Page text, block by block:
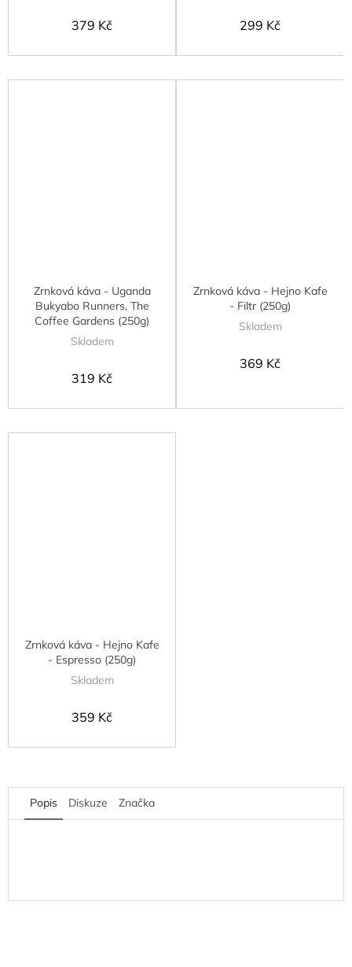
379 Kč 299 Kč
Zrnková káva - Uganda
Bukyabo Runners, The
Coffee Gardens (250g)
Skladem
319 Kč
Zrnková káva - Hejno Kafe
- Filtr (250g)
Skladem
369 Kč
Zrnková káva - Hejno Kafe
- Espresso (250g)
Skladem
359 Kč
Popis Diskuze Značka